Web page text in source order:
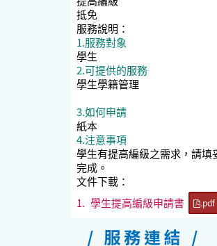
抵免
服務說明：
1.服務對象
學生
2.可提供的服務
學生學籍管理
3.如何申請
紙本
4.注意事項
學生有提高編級之需求，請
完成。
文件下載：
1. 學生提高編級申請書 .pdf
/ 服務連結 /